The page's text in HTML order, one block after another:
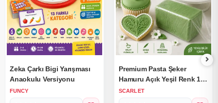
Zeka Çarkı Bigi Yarışması
Anaokulu Versiyonu
FUNCY
Premium Pasta Şeker
Hamuru Açık Yeşil Renk 1
Kg.
SCARLET